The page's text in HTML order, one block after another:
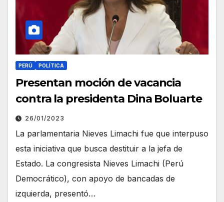
PERÚ POLÍTICA
Presentan moción de vacancia
contra la presidenta Dina Boluarte
26/01/2023
La parlamentaria Nieves Limachi fue que interpuso
esta iniciativa que busca destituir a la jefa de
Estado. La congresista Nieves Limachi (Perú
Democrático), con apoyo de bancadas de
izquierda, presentó…